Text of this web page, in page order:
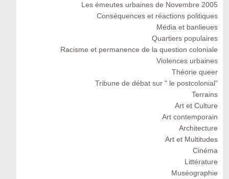
Les émeutes urbaines de Novembre 2005
Conséquences et réactions politiques
Média et banlieues
Quartiers populaires
Racisme et permanence de la question coloniale
Violences urbaines
Théorie queer
Tribune de débat sur " le postcolonial"
Terrains
Art et Culture
Art contemporain
Architecture
Art et Multitudes
Cinéma
Littérature
Muséographie